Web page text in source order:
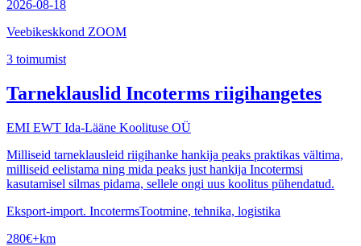
2026-08-18
Veebikeskkond ZOOM
3 toimumist
Tarneklauslid Incoterms riigihangetes
EMI EWT Ida-Lääne Koolituse OÜ
Milliseid tarneklausleid riigihanke hankija peaks praktikas vältima,
milliseid eelistama ning mida peaks just hankija Incotermsi
kasutamisel silmas pidama, sellele ongi uus koolitus pühendatud.
Eksport-import. IncotermsTootmine, tehnika, logistika
280€+km